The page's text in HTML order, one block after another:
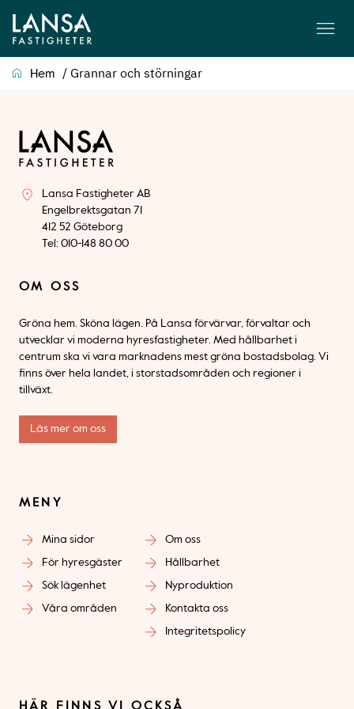
Hem / Grannar och störningar
Lansa Fastigheter AB
Engelbrektsgatan 71
412 52 Göteborg
Tel: 010-148 80 00
OM OSS
Gröna hem. Sköna lägen. På Lansa förvärvar, förvaltar och
utvecklar vi moderna hyresfastigheter. Med hållbarhet i
centrum ska vi vara marknadens mest gröna bostadsbolag. Vi
finns över hela landet, i storstadsområden och regioner i
tillväxt.
Läs mer om oss
MENY
Mina sidor
För hyresgäster
Sök lägenhet
Våra områden
Om oss
Hållbarhet
Nyproduktion
Kontakta oss
Integritetspolicy